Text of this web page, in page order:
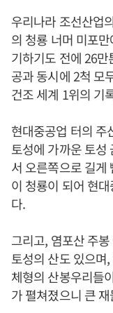
우리나라 조선산업
의 청룡 너머 미포
기하기도 전에 26
공과 동시에 2척 모
건조 세계 1위의 기
현대중공업 터의 주
토성에 가까운 토성
서 오른쪽으로 길게
이 청룡이 되어 현
다.
그리고, 염포산 주
토성의 산도 있으며
체형의 산봉우리들
가 펼쳐졌으니 큰